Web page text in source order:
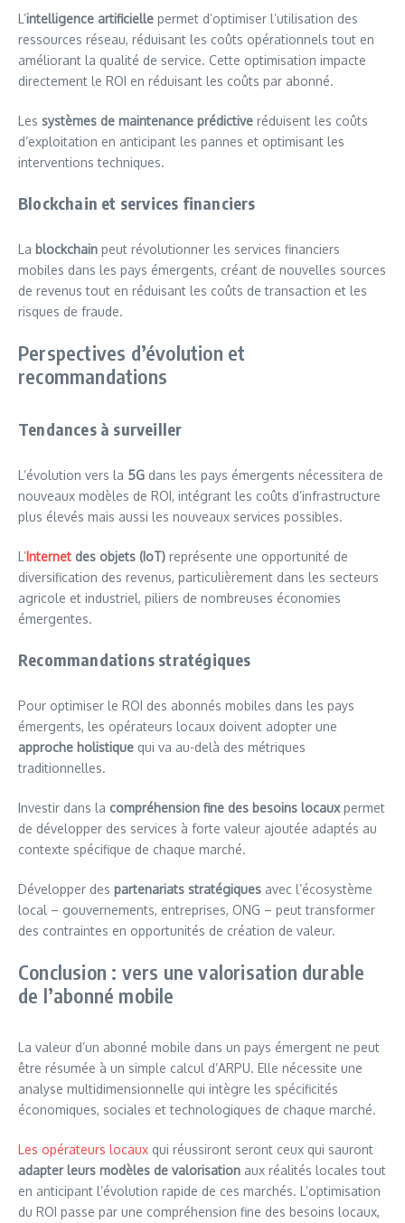
L’intelligence artificielle permet d’optimiser l’utilisation des
ressources réseau, réduisant les coûts opérationnels tout en
améliorant la qualité de service. Cette optimisation impacte
directement le ROI en réduisant les coûts par abonné.
Les systèmes de maintenance prédictive réduisent les coûts
d’exploitation en anticipant les pannes et optimisant les
interventions techniques.
Blockchain et services financiers
La blockchain peut révolutionner les services financiers
mobiles dans les pays émergents, créant de nouvelles sources
de revenus tout en réduisant les coûts de transaction et les
risques de fraude.
Perspectives d’évolution et
recommandations
Tendances à surveiller
L’évolution vers la 5G dans les pays émergents nécessitera de
nouveaux modèles de ROI, intégrant les coûts d’infrastructure
plus élevés mais aussi les nouveaux services possibles.
L’Internet des objets (IoT) représente une opportunité de
diversification des revenus, particulièrement dans les secteurs
agricole et industriel, piliers de nombreuses économies
émergentes.
Recommandations stratégiques
Pour optimiser le ROI des abonnés mobiles dans les pays
émergents, les opérateurs locaux doivent adopter une
approche holistique qui va au-delà des métriques
traditionnelles.
Investir dans la compréhension fine des besoins locauxpermet
de développer des services à forte valeur ajoutée adaptés au
contexte spécifique de chaque marché.
Développer des partenariats stratégiques avec l’écosystème
local – gouvernements, entreprises, ONG – peut transformer
des contraintes en opportunités de création de valeur.
Conclusion : vers une valorisation durable
de l’abonné mobile
La valeur d’un abonné mobile dans un pays émergent ne peut
être résumée à un simple calcul d’ARPU. Elle nécessite une
analyse multidimensionnelle qui intègre les spécificités
économiques, sociales et technologiques de chaque marché.
Les opérateurs locaux qui réussiront seront ceux qui sauront
adapter leurs modèles de valorisation aux réalités locales tout
en anticipant l’évolution rapide de ces marchés. L’optimisation
du ROI passe par une compréhension fine des besoins locaux,